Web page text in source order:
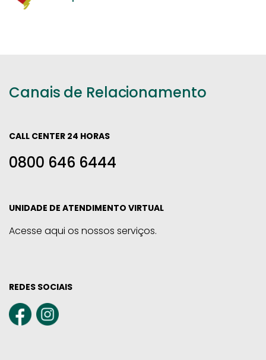
Canais de Relacionamento
CALL CENTER 24 HORAS
0800 646 6444
UNIDADE DE ATENDIMENTO VIRTUAL
Acesse aqui os nossos serviços.
REDES SOCIAIS